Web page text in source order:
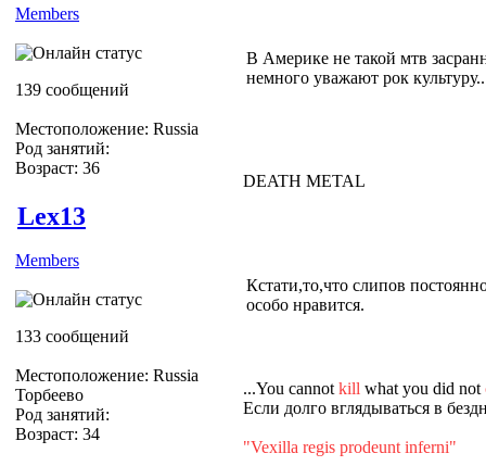
Members
139 сообщений
Местоположение: Russia
Род занятий:
Возраст: 36
В Америке не такой мтв
немного уважают рок
DEATH METAL
Lex13
Members
133 сообщений
Местоположение: Russia
Торбеево
Род занятий:
Возраст: 34
Кстати,то,что слипов
особо нравится.
...You cannot kill what you did not
Если долго вглядываться в
"Vexilla regis prodeunt inferni"